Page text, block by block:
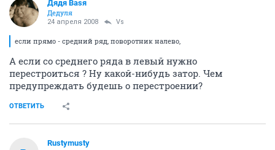
Дядя Ваsя
Дедуля
24 апреля 2008 Vs
если прямо - средний ряд, поворотник налево,
А если со среднего ряда в левый нужно
перестроиться ? Ну какой-нибудь затор. Чем
предупреждать будешь о перестроении?
ОТВЕТИТЬ
Rustymusty